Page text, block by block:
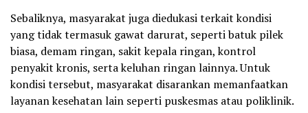
Sebaliknya, masyarakat juga diedukasi terkait kondisi
yang tidak termasuk gawat darurat, seperti batuk pilek
biasa, demam ringan, sakit kepala ringan, kontrol
penyakit kronis, serta keluhan ringan lainnya. Untuk
kondisi tersebut, masyarakat disarankan memanfaatkan
layanan kesehatan lain seperti puskesmas atau poliklinik.